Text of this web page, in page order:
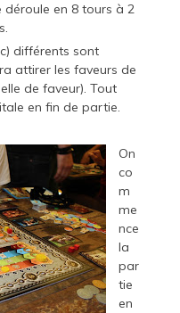
déroule en 8 tours à 2
différents sont
attirer les faveurs de
de faveur). Tout
en fin de partie.
On
co
m
me
nce
la
par
tie
en